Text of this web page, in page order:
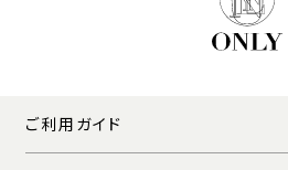
ご利用ガイド